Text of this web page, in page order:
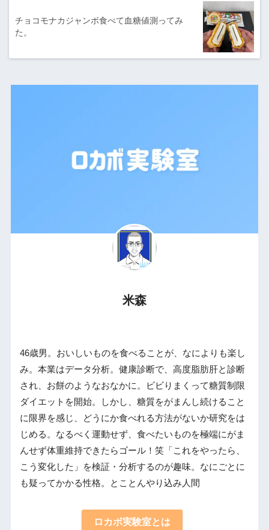
チョコモナカジャンボ食べて血糖値測ってみ
た。
米森
46歳男。おいしいものを食べることが、なによりも楽し
み。本業はデータ分析。健康診断で、高度脂肪肝と診断
され、お餅のようなおなかに。ビビりまくって糖質制限
ダイエットを開始。しかし、糖質をがまんし続けること
に限界を感じ、どうにか食べれる方法がないか研究をは
じめる。なるべく運動せず、食べたいものを極端にがま
んせず体重維持できたらゴール！笑「これをやったら、
こう変化した」を検証・分析するのが趣味。なにごとに
も疑ってかかる性格。とことんやり込み人間
ロカボ実験室とは